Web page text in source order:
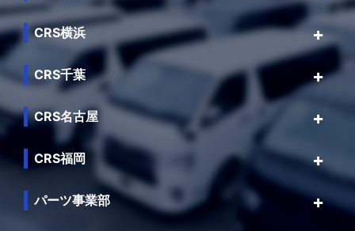
CRS横浜
CRS千葉
CRS名古屋
CRS福岡
パーツ事業部